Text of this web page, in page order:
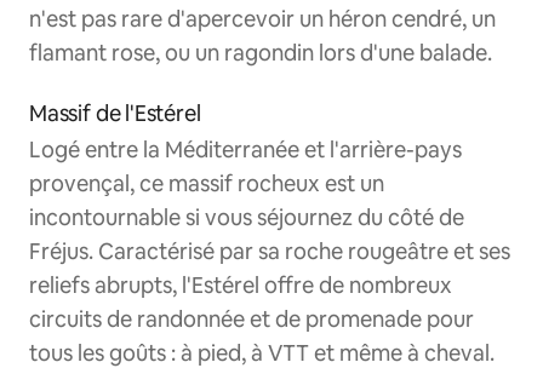
n'est pas rare d'apercevoir un héron cendré, un
flamant rose, ou un ragondin lors d'une balade.
Massif de l'Estérel
Logé entre la Méditerranée et l'arrière-pays
provençal, ce massif rocheux est un
incontournable si vous séjournez du côté de
Fréjus. Caractérisé par sa roche rougeâtre et ses
reliefs abrupts, l'Estérel offre de nombreux
circuits de randonnée et de promenade pour
tous les goûts : à pied, à VTT et même à cheval.